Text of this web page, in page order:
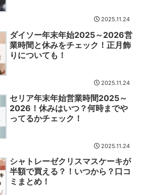
2025.11.24
ダイソー年末年始2025～2026営
業時間と休みをチェック！正月飾
りについても！
2025.11.24
セリア年末年始営業時間2025～
2026！休みはいつ？何時までや
ってるかチェック！
2025.11.24
シャトレーゼクリスマスケーキが
半額で買える？！いつから？口コ
ミまとめ！